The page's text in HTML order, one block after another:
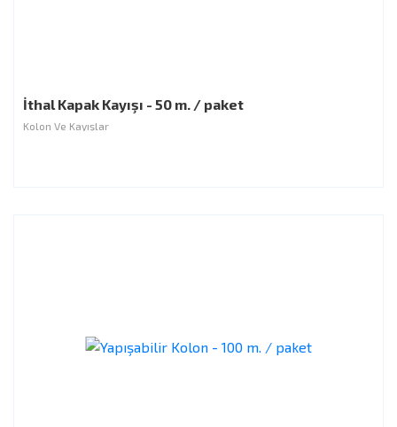
İthal Kapak Kayışı - 50 m. / paket
Kolon Ve Kayışlar